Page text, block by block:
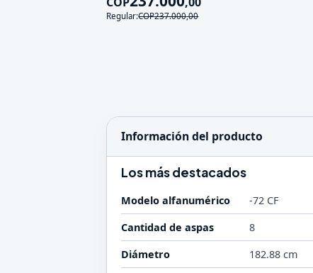
Regular:COP237.000,00
Información del producto
Los más destacados
Modelo alfanumérico -72 CF
Cantidad de aspas
8
Diámetro
182.88 cm